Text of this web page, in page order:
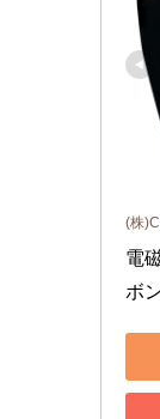
(株
電
ボ